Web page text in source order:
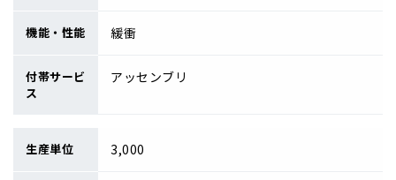
機能・性能 緩衝
付帯サービ
ス
アッセンブリ
生産単位 3,000